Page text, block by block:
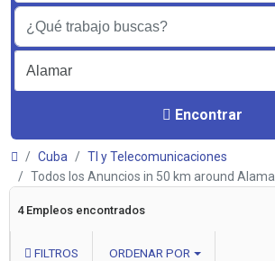
Encontrar
Cuba
TI y Telecomunicaciones
Todos los Anuncios in 50 km around
4 Empleos encontrados
FILTROS ORDENAR POR